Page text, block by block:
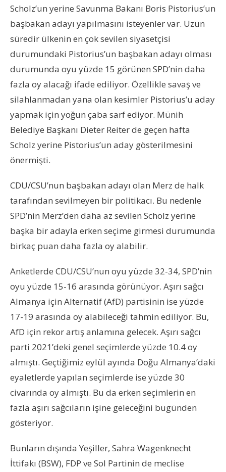
Scholz’un yerine Savunma Bakanı Boris Pistorius’un
başbakan adayı yapılmasını isteyenler var. Uzun
süredir ülkenin en çok sevilen siyasetçisi
durumundaki Pistorius’un başbakan adayı olması
durumunda oyu yüzde 15 görünen SPD’nin daha
fazla oy alacağı ifade ediliyor. Özellikle savaş ve
silahlanmadan yana olan kesimler Pistorius’u aday
yapmak için yoğun çaba sarf ediyor. Münih
Belediye Başkanı Dieter Reiter de geçen hafta
Scholz yerine Pistorius’un aday gösterilmesini
önermişti.
CDU/CSU’nun başbakan adayı olan Merz de halk
tarafından sevilmeyen bir politikacı. Bu nedenle
SPD’nin Merz’den daha az sevilen Scholz yerine
başka bir adayla erken seçime girmesi durumunda
birkaç puan daha fazla oy alabilir.
Anketlerde CDU/CSU’nun oyu yüzde 32-34, SPD’nin
oyu yüzde 15-16 arasında görünüyor. Aşırı sağcı
Almanya için Alternatif (AfD) partisinin ise yüzde
17-19 arasında oy alabileceği tahmin ediliyor. Bu,
AfD için rekor artış anlamına gelecek. Aşırı sağcı
parti 2021’deki genel seçimlerde yüzde 10.4 oy
almıştı. Geçtiğimiz eylül ayında Doğu Almanya’daki
eyaletlerde yapılan seçimlerde ise yüzde 30
civarında oy almıştı. Bu da erken seçimlerin en
fazla aşırı sağcıların işine geleceğini bugünden
gösteriyor.
Bunların dışında Yeşiller, Sahra Wagenknecht
İttifakı (BSW), FDP ve Sol Partinin de meclise